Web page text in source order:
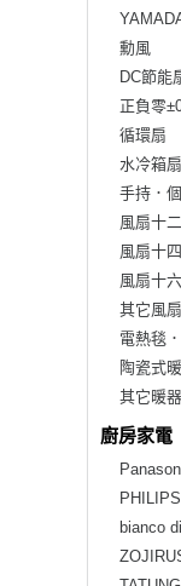
勳風
DC節能
正負零
循環扇
水冷箱
手持．
風扇十
風扇十
風扇十
其它風
電熱毯
陶瓷式
其它暖器
廚房家電
bianco